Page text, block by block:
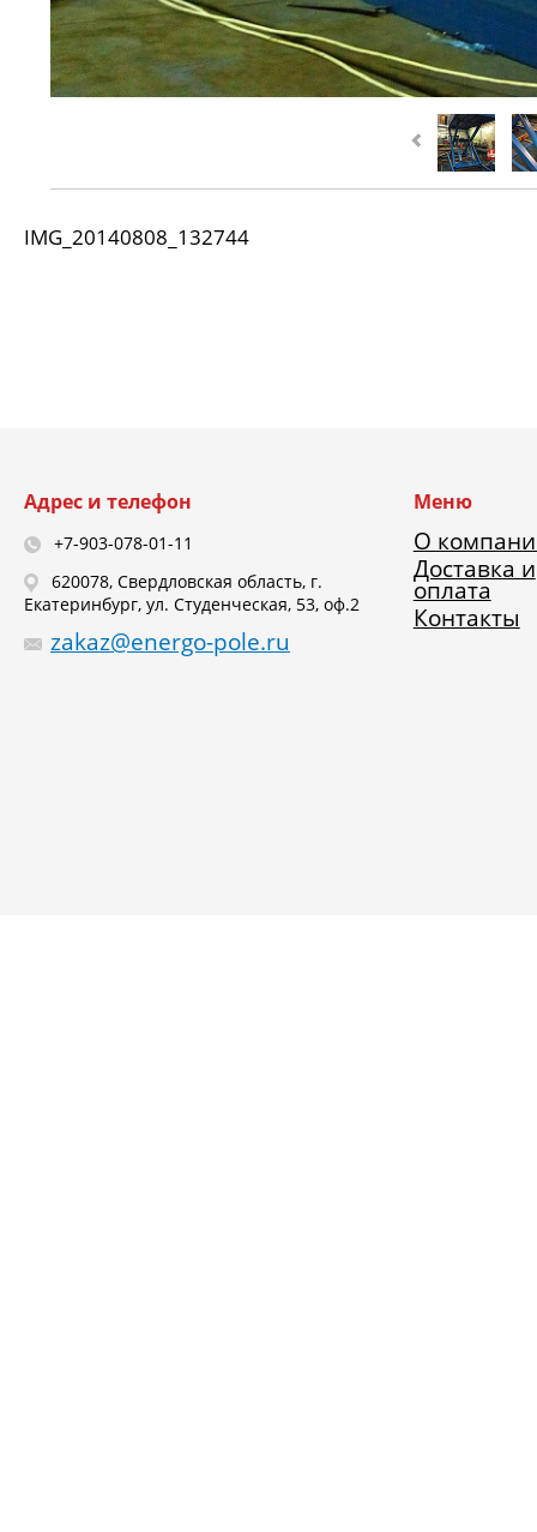
IMG_20140808_132744
Адрес и телефон
+7-903-078-01-11
620078, Свердловская область, г.
Екатеринбург, ул. Студенческая, 53, оф.2
zakaz@energo-pole.ru
Меню
О
Доставка и
оплата
Контакты